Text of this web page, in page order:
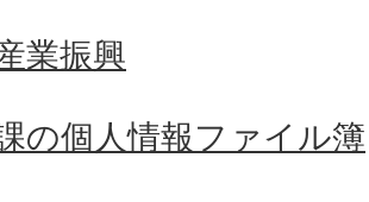
業振興
の個人情報ファイル簿